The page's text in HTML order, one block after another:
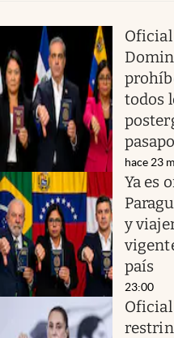
Oficial
todos
hace 23
Ya es
y
país
23:00